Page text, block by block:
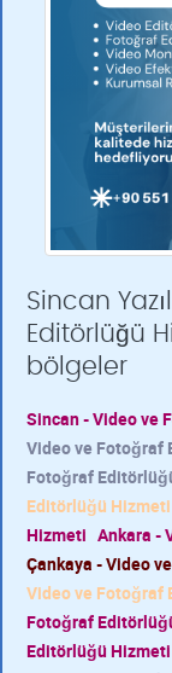
Sincan
Editörlüğü
bölgeler
Sincan - Video ve
Video ve Fotoğraf
Fotoğraf
Editörlüğü Hizmeti
Hizmeti Ankara -
Çankaya - Video
Video ve Fotoğraf
Fotoğraf
Editörlüğü Hizmeti